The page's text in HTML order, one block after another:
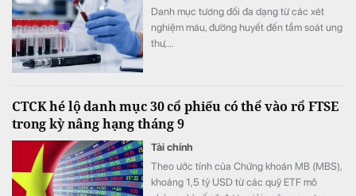
Danh mục tương đối đa dạng từ các xét
nghiệm máu, đường huyết đến tầm soát ung
thư,...
CTCK hé lộ danh mục 30 cổ phiếu có thể vào rổ FTSE
trong kỳ nâng hạng tháng 9
Tài chính
Theo ước tính của Chứng khoán MB (MBS),
khoảng 1,5 tỷ USD từ các quỹ ETF mô